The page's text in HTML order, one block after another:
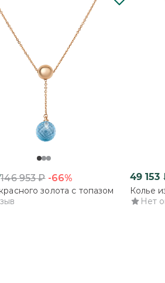
146 953₽ -66%
золота с топазом
49 153
Колье
Нет